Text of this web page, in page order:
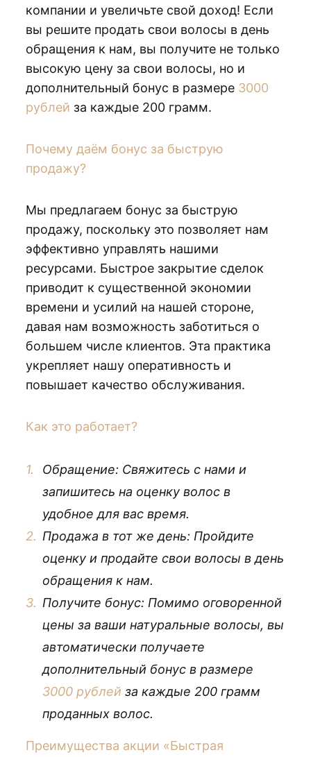
компании и увеличьте свой доход! Если
вы решите продать свои волосы в день
обращения к нам, вы получите не только
высокую цену за свои волосы, но и
дополнительный бонус в размере 3000
рублей за каждые 200 грамм.
Почему даём бонус за быструю
продажу?
Мы предлагаем бонус за быструю
продажу, поскольку это позволяет нам
эффективно управлять нашими
ресурсами. Быстрое закрытие сделок
приводит к существенной экономии
времени и усилий на нашей стороне,
давая нам возможность заботиться о
большем числе клиентов. Эта практика
укрепляет нашу оперативность и
повышает качество обслуживания.
Как это работает?
Обращение: Свяжитесь с нами и
запишитесь на оценку волос в
удобное для вас время.
Продажа в тот же день: Пройдите
оценку и продайте свои волосы в день
обращения к нам.
Получите бонус: Помимо оговоренной
цены за ваши натуральные волосы, вы
автоматически получаете
дополнительный бонус в размере
3000 рублей за каждые 200 грамм
проданных волос.
Преимущества акции «Быстрая